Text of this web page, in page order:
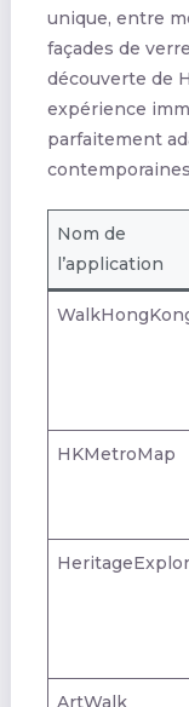
unique, entre
façades de
découverte de
expérience
parfaitement
Nom de
l’application
HKMetroMap
ArtWalk